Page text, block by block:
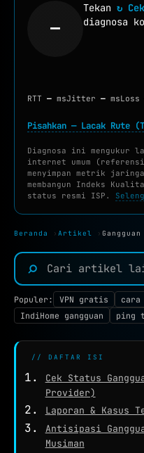
SUBNET CALCULATOR
CEK KEBOCORAN VPN
DNS TOOLS
DNS LOOKUP
DNS PROPAGATION
WHOIS
TRACEROUTE
SPEED TEST
CEK LOKASI NEW
INFO KONEKSI
SECURITY HEADERS
—
Tekan↻
diagnosa
RTT— msJitter— ms
Pisahkan — Lacak Rute
Diagnosa ini mengukur
internet umum
menyimpan metrik
membangun Indeks
status resmi ISP.
Beranda › Artikel ›
⌕
Populer: VPN gratis
IndiHome gangguan
ping
// DAFTAR ISI
Cek Status
Provider)
Laporan & Kasus
Antisipasi
Musiman